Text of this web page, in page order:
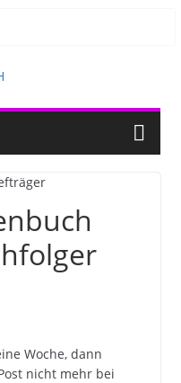
Woche, dann
nicht mehr bei